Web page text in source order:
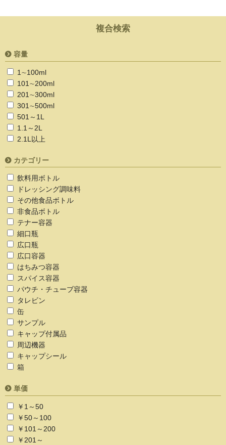
複合検索
容量
1∼100ml
101∼200ml
201∼300ml
301∼500ml
501～1L
1.1～2L
2.1L以上
カテゴリー
飲料用ボトル
ドレッシング調味料
その他食品ボトル
非食品ボトル
テナー容器
細口瓶
広口瓶
広口容器
はちみつ容器
スパイス容器
パウチ・チューブ容器
タレビン
缶
サンプル
キャップ付属品
周辺機器
キャップシール
箱
単価
￥1～50
￥50～100
￥101～200
￥201～